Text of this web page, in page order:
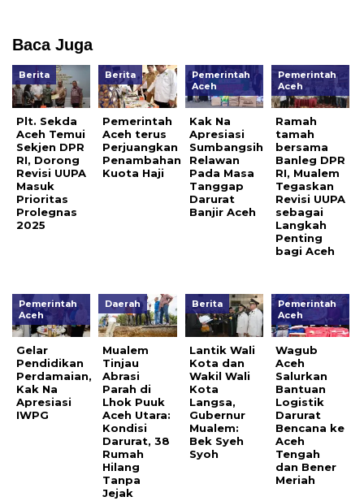
Baca Juga
Berita
Plt. Sekda
Aceh Temui
Sekjen DPR
RI, Dorong
Revisi UUPA
Masuk
Prioritas
Prolegnas
2025
Berita
Pemerintah
Aceh terus
Perjuangkan
Penambahan
Kuota Haji
Pemerintah
Aceh
Kak Na
Apresiasi
Sumbangsih
Relawan
Pada Masa
Tanggap
Darurat
Banjir Aceh
Pemerintah
Aceh
Ramah
tamah
bersama
Banleg DPR
RI, Mualem
Tegaskan
Revisi UUPA
sebagai
Langkah
Penting
bagi Aceh
Pemerintah
Aceh
Gelar
Pendidikan
Perdamaian,
Kak Na
Apresiasi
IWPG
Daerah
Mualem
Tinjau
Abrasi
Parah di
Lhok Puuk
Aceh Utara:
Kondisi
Darurat, 38
Rumah
Hilang
Tanpa
Jejak
Berita
Lantik Wali
Kota dan
Wakil Wali
Kota
Langsa,
Gubernur
Mualem:
Bek Syeh
Syoh
Pemerintah
Aceh
Wagub
Aceh
Salurkan
Bantuan
Logistik
Darurat
Bencana ke
Aceh
Tengah
dan Bener
Meriah